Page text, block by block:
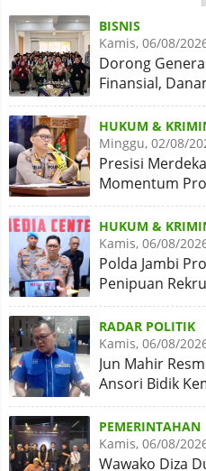
BISNIS
Kamis, 06/08/
Dorong
Finansial,
Keuangan dan
HUKUM &
Minggu, 02/08/
Presisi
Momentum
HUKUM &
Kamis, 06/08/
Polda Jambi
Penipuan
Personel
RADAR POLITIK
Kamis, 06/08/
Jun Mahir
Ansori Bidik
PEMERINTAHAN
Kamis, 06/08/
Wawako Diza